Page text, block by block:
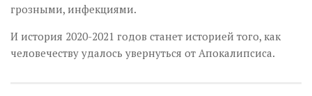
грозными, инфекциями.
И история 2020-2021 годов станет историей того, как
человечеству удалось увернуться от Апокалипсиса.